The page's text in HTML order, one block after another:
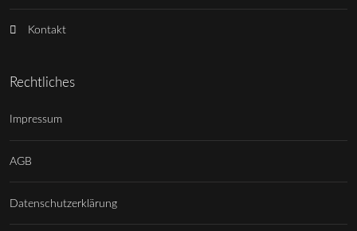
Kontakt
Rechtliches
Impressum
AGB
Datenschutzerklärung